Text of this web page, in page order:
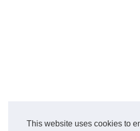
This website uses cookies to